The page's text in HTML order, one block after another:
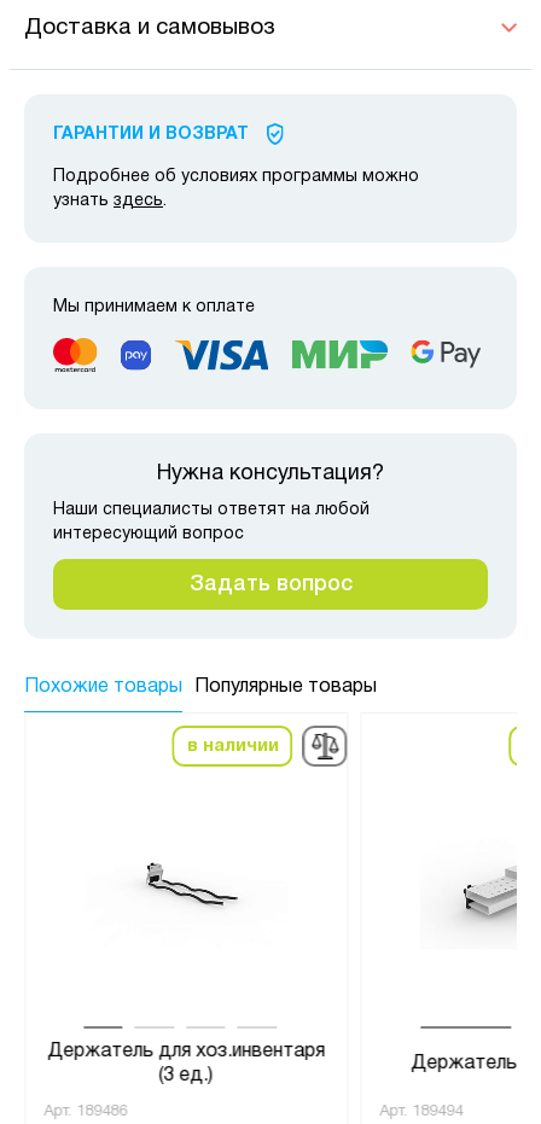
Доставка и самовывоз
ГАРАНТИИ И ВОЗВРАТ
Подробнее об условиях программы можно
узнать здесь.
Мы принимаем к оплате
Нужна консультация?
Наши специалисты ответят на любой
интересующий вопрос
Задать вопрос
Похожие товары Популярные товары
в наличии
Держатель для хоз.инвентаря
(3 ед.)
Арт. 189486
Держатель
Арт. 189494